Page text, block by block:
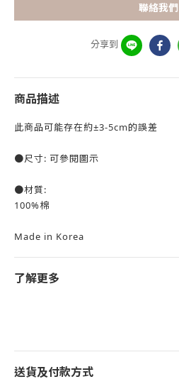
聯絡我們
分享到
商品描述
此商品可能存在約±3-5cm的誤差
●尺寸: 可參閱圖示
●材質:
100%棉
Made in Korea
了解更多
送貨及付款方式